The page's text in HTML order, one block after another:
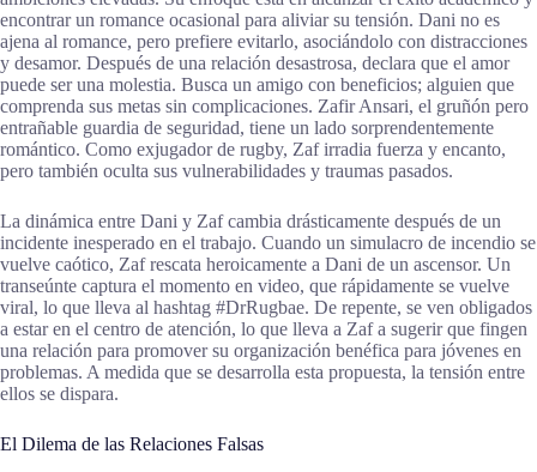
encontrar un romance ocasional para aliviar su tensión. Dani no es
ajena al romance, pero prefiere evitarlo, asociándolo con distracciones
y desamor. Después de una relación desastrosa, declara que el amor
puede ser una molestia. Busca un amigo con beneficios; alguien que
comprenda sus metas sin complicaciones. Zafir Ansari, el gruñón pero
entrañable guardia de seguridad, tiene un lado sorprendentemente
romántico. Como exjugador de rugby, Zaf irradia fuerza y encanto,
pero también oculta sus vulnerabilidades y traumas pasados.
La dinámica entre Dani y Zaf cambia drásticamente después de un
incidente inesperado en el trabajo. Cuando un simulacro de incendio se
vuelve caótico, Zaf rescata heroicamente a Dani de un ascensor. Un
transeúnte captura el momento en video, que rápidamente se vuelve
viral, lo que lleva al hashtag #DrRugbae. De repente, se ven obligados
a estar en el centro de atención, lo que lleva a Zaf a sugerir que fingen
una relación para promover su organización benéfica para jóvenes en
problemas. A medida que se desarrolla esta propuesta, la tensión entre
ellos se dispara.
El Dilema de las Relaciones Falsas